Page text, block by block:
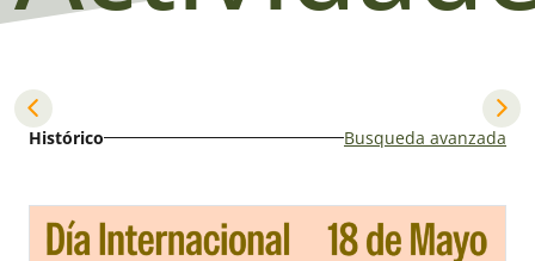
Histórico Busqueda avanzada